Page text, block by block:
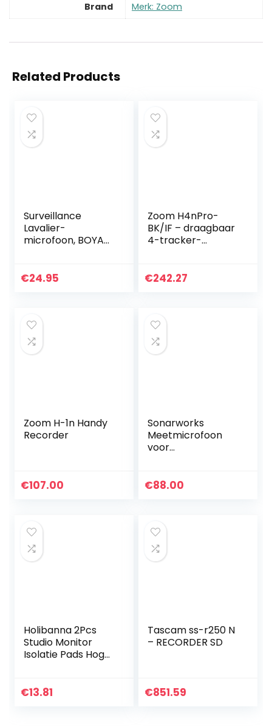
Brand Merk: Zoom
Related Products
Surveillance
Lavalier-
microfoon, BOYA
condensator
€24.95
Zoom H4nPro-
BK/IF – draagbaar
4-tracker-
en 2 x XLR-
€242.27
Zoom H-1n Handy
Recorder
€107.00
Sonarworks
Meetmicrofoon
voor
het kalibreren van
€88.00
Holibanna 2Pcs
Studio Monitor
Isolatie Pads Hoge
Speaker Isolatie
€13.81
Tascam ss-r250 N
– RECORDER SD
€851.59